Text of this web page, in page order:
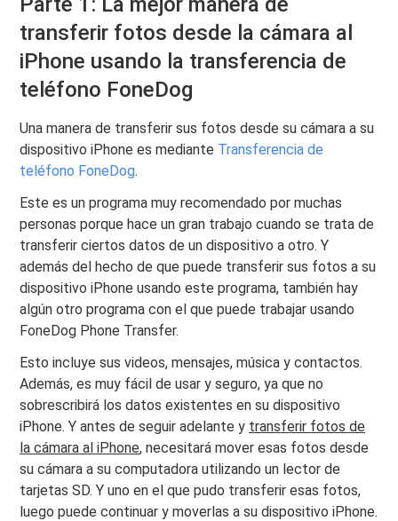
transferir fotos desde la cámara al
iPhone usando la transferencia de
teléfono FoneDog
Una manera de transferir sus fotos desde su cámara a su
dispositivo iPhone es mediante Transferencia de
teléfono FoneDog.
Este es un programa muy recomendado por muchas
personas porque hace un gran trabajo cuando se trata de
transferir ciertos datos de un dispositivo a otro. Y
además del hecho de que puede transferir sus fotos a su
dispositivo iPhone usando este programa, también hay
algún otro programa con el que puede trabajar usando
FoneDog Phone Transfer.
Esto incluye sus videos, mensajes, música y contactos.
Además, es muy fácil de usar y seguro, ya que no
sobrescribirá los datos existentes en su dispositivo
iPhone. Y antes de seguir adelante y transferir fotos de
la cámara al iPhone, necesitará mover esas fotos desde
su cámara a su computadora utilizando un lector de
tarjetas SD. Y uno en el que pudo transferir esas fotos,
luego puede continuar y moverlas a su dispositivo iPhone.